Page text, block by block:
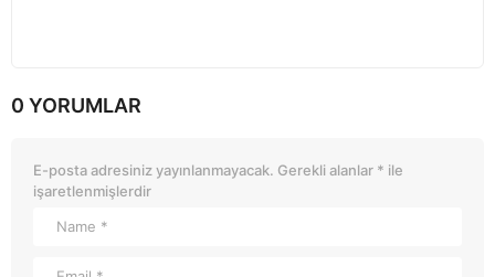
0 YORUMLAR
E-posta adresiniz yayınlanmayacak. Gerekli alanlar * ile
işaretlenmişlerdir